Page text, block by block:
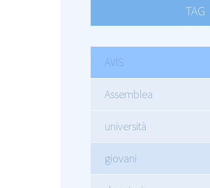
TAG
AVIS
Assemblea
università
giovani